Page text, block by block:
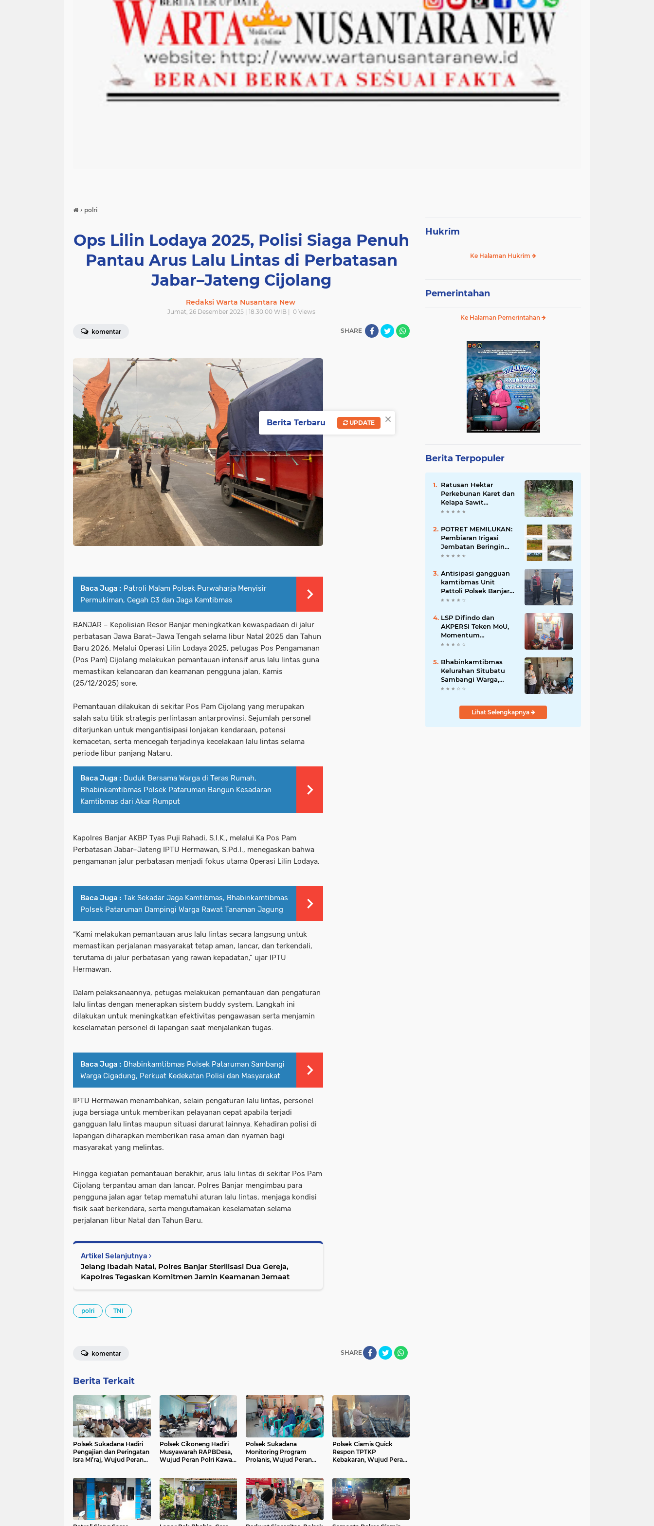
› polri
Ops Lilin Lodaya 2025, Polisi Siaga Penuh
Pantau Arus Lalu Lintas di Perbatasan
Jabar–Jateng Cijolang
Redaksi Warta Nusantara New
Jumat, 26 Desember 2025 | 18.30.00 WIB | 0 Views
komentar SHARE
Baca Juga : Patroli Malam Polsek Purwaharja Menyisir
Permukiman, Cegah C3 dan Jaga Kamtibmas
BANJAR – Kepolisian Resor Banjar meningkatkan kewaspadaan di jalur
perbatasan Jawa Barat–Jawa Tengah selama libur Natal 2025 dan Tahun
Baru 2026. Melalui Operasi Lilin Lodaya 2025, petugas Pos Pengamanan
(Pos Pam) Cijolang melakukan pemantauan intensif arus lalu lintas guna
memastikan kelancaran dan keamanan pengguna jalan, Kamis
(25/12/2025) sore.
Pemantauan dilakukan di sekitar Pos Pam Cijolang yang merupakan
salah satu titik strategis perlintasan antarprovinsi. Sejumlah personel
diterjunkan untuk mengantisipasi lonjakan kendaraan, potensi
kemacetan, serta mencegah terjadinya kecelakaan lalu lintas selama
periode libur panjang Nataru.
Baca Juga : Duduk Bersama Warga di Teras Rumah,
Bhabinkamtibmas Polsek Pataruman Bangun Kesadaran
Kamtibmas dari Akar Rumput
Kapolres Banjar AKBP Tyas Puji Rahadi, S.I.K., melalui Ka Pos Pam
Perbatasan Jabar–Jateng IPTU Hermawan, S.Pd.I., menegaskan bahwa
pengamanan jalur perbatasan menjadi fokus utama Operasi Lilin Lodaya.
Baca Juga : Tak Sekadar Jaga Kamtibmas, Bhabinkamtibmas
Polsek Pataruman Dampingi Warga Rawat Tanaman Jagung
“Kami melakukan pemantauan arus lalu lintas secara langsung untuk
memastikan perjalanan masyarakat tetap aman, lancar, dan terkendali,
terutama di jalur perbatasan yang rawan kepadatan,” ujar IPTU
Hermawan.
Dalam pelaksanaannya, petugas melakukan pemantauan dan pengaturan
lalu lintas dengan menerapkan sistem buddy system. Langkah ini
dilakukan untuk meningkatkan efektivitas pengawasan serta menjamin
keselamatan personel di lapangan saat menjalankan tugas.
Baca Juga : Bhabinkamtibmas Polsek Pataruman Sambangi
Warga Cigadung, Perkuat Kedekatan Polisi dan Masyarakat
IPTU Hermawan menambahkan, selain pengaturan lalu lintas, personel
juga bersiaga untuk memberikan pelayanan cepat apabila terjadi
gangguan lalu lintas maupun situasi darurat lainnya. Kehadiran polisi di
lapangan diharapkan memberikan rasa aman dan nyaman bagi
masyarakat yang melintas.
Hingga kegiatan pemantauan berakhir, arus lalu lintas di sekitar Pos Pam
Cijolang terpantau aman dan lancar. Polres Banjar mengimbau para
pengguna jalan agar tetap mematuhi aturan lalu lintas, menjaga kondisi
fisik saat berkendara, serta mengutamakan keselamatan selama
perjalanan libur Natal dan Tahun Baru.
Artikel Selanjutnya
Jelang Ibadah Natal, Polres Banjar Sterilisasi Dua Gereja,
Kapolres Tegaskan Komitmen Jamin Keamanan Jemaat
polri TNI
SHARE
komentar
Berita Terkait
Polsek Sukadana Hadiri
Pengajian dan Peringatan
Isra Mi’raj, Wujud Peran
Ciparigi
Polsek Cikoneng Hadiri
Musyawarah RAPBDesa,
Wujud Peran Polri Kawal
Sindangkasih
Polsek Sukadana
Monitoring Program
Prolanis, Wujud Peran
Masyarakat Ciparigi
Polsek Ciamis Quick
Respon TPTKP
Kebakaran, Wujud Peran
Wilayah Hukum Ciamis
Hukrim
Ke Halaman Hukrim
Pemerintahan
Ke Halaman Pemerintahan
Berita Terpopuler
Ratusan Hektar
Perkebunan Karet dan
Kelapa Sawit
terendam banjir
POTRET MEMILUKAN:
Pembiaran Irigasi
Jembatan Beringin
Pagar Alam Berujung
Antisipasi gangguan
kamtibmas Unit
Pattoli Polsek Banjar
melaksanakan patroli
keramaian di wilayah
hukum
LSP Difindo dan
AKPERSI Teken MoU,
Momentum
Kebangkitan
Jurnalis Nasional
Bhabinkamtibmas
Kelurahan Situbatu
Sambangi Warga,
Perkuat Silaturahmi
Wilayah
Lihat Selengkapnya
×
Berita Terbaru UPDATE